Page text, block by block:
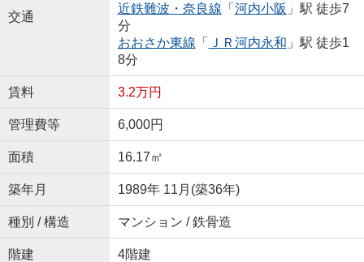
交通
近鉄難波・奈良線 「 河内小阪 」駅 徒歩7
分
おおさか東線 「 ＪＲ河内永和 」駅 徒歩1
8分
賃料 3.2万円
管理費等 6,000円
面積 16.17㎡
築年月 1989年 11月(築36年)
種別 / 構造 マンション / 鉄骨造
階建 4階建